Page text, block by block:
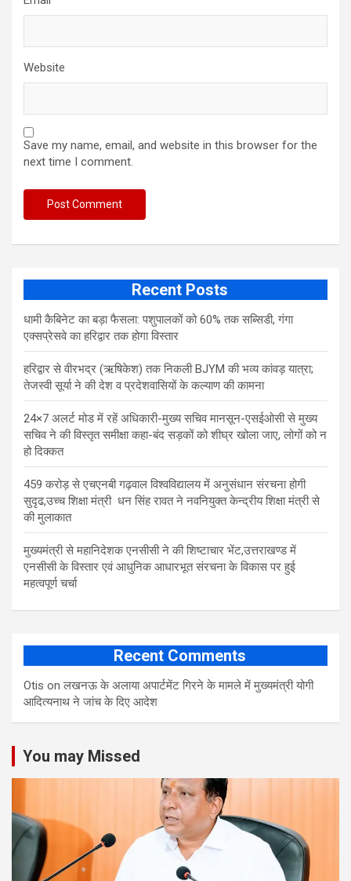
Website
Save my name, email, and website in this browser for the
next time I comment.
Recent Posts
​धामी कैबिनेट का बड़ा फैसला: पशुपालकों को 60% तक सब्सिडी, गंगा
एक्सप्रेसवे का हरिद्वार तक होगा विस्तार
​हरिद्वार से वीरभद्र (ऋषिकेश) तक निकली BJYM की भव्य कांवड़ यात्रा;
तेजस्वी सूर्या ने की देश व प्रदेशवासियों के कल्याण की कामना
24×7 अलर्ट मोड में रहें अधिकारी-मुख्य सचिव मानसून-एसईओसी से मुख्य
सचिव ने की विस्तृत समीक्षा कहा-बंद सड़कों को शीघ्र खोला जाए, लोगों को न
हो दिक्कत
459 करोड़ से एचएनबी गढ़वाल विश्वविद्यालय में अनुसंधान संरचना होगी
सुदृढ,उच्च शिक्षा मंत्री धन सिंह रावत ने नवनियुक्त केन्द्रीय शिक्षा मंत्री से
की मुलाकात
मुख्यमंत्री से महानिदेशक एनसीसी ने की शिष्टाचार भेंट,उत्तराखण्ड में
एनसीसी के विस्तार एवं आधुनिक आधारभूत संरचना के विकास पर हुई
महत्वपूर्ण चर्चा
Recent Comments
Otis onलखनऊ के अलाया अपार्टमेंट गिरने के मामले में मुख्‍यमंत्री योगी
आद‍ित्‍यनाथ ने जांच के द‍िए आदेश
You may Missed